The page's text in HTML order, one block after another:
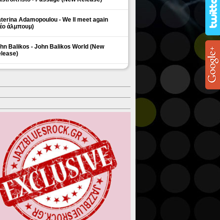
Adamopoulou - We ll meet again
άλμπουμ)
Balikos - John Balikos World (New